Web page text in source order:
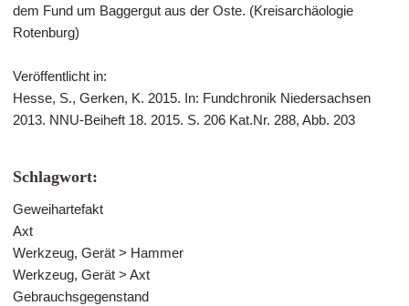
dem Fund um Baggergut aus der Oste. (Kreisarchäologie
Rotenburg)
Veröffentlicht in:
Hesse, S., Gerken, K. 2015. In: Fundchronik Niedersachsen
2013. NNU-Beiheft 18. 2015. S. 206 Kat.Nr. 288, Abb. 203
Schlagwort:
Geweihartefakt
Axt
Werkzeug, Gerät > Hammer
Werkzeug, Gerät > Axt
Gebrauchsgegenstand